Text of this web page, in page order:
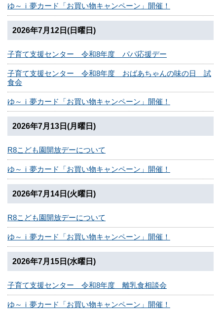
ゆ～ｉ夢カード「お買い物キャンペーン」開催！
2026年7月12日(日曜日)
子育て支援センター 令和8年度 パパ応援デー
子育て支援センター 令和8年度 おばあちゃんの味の日 試
食会
ゆ～ｉ夢カード「お買い物キャンペーン」開催！
2026年7月13日(月曜日)
R8こども園開放デーについて
ゆ～ｉ夢カード「お買い物キャンペーン」開催！
2026年7月14日(火曜日)
R8こども園開放デーについて
ゆ～ｉ夢カード「お買い物キャンペーン」開催！
2026年7月15日(水曜日)
子育て支援センター 令和8年度 離乳食相談会
ゆ～ｉ夢カード「お買い物キャンペーン」開催！